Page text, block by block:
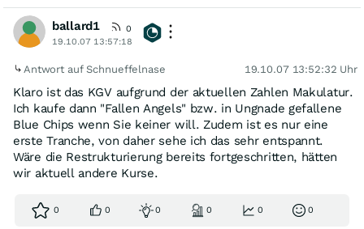
ballard1
0
19.10.07 13:57:18
Antwort auf Schnueffelnase 19.10.07 13:52:32 Uhr
Klaro ist das KGV aufgrund der aktuellen Zahlen Makulatur.
Ich kaufe dann "Fallen Angels" bzw. in Ungnade gefallene
Blue Chips wenn Sie keiner will. Zudem ist es nur eine
erste Tranche, von daher sehe ich das sehr entspannt.
Wäre die Restrukturierung bereits fortgeschritten, hätten
wir aktuell andere Kurse.
0 0 0 0 0 0